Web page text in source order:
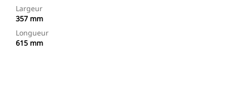
Largeur
357 mm
Longueur
615 mm